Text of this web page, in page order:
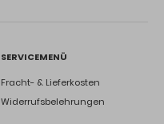
SERVICEMENÜ
Fracht- & Lieferkosten
Widerrufsbelehrungen